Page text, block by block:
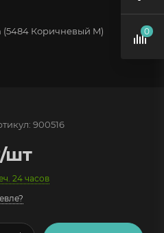
Коричневый M)
900516
/шт
24 часов
0